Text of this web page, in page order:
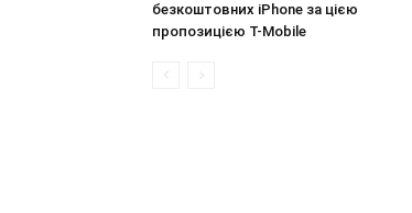
безкоштовних iPhone за цією
пропозицією T-Mobile